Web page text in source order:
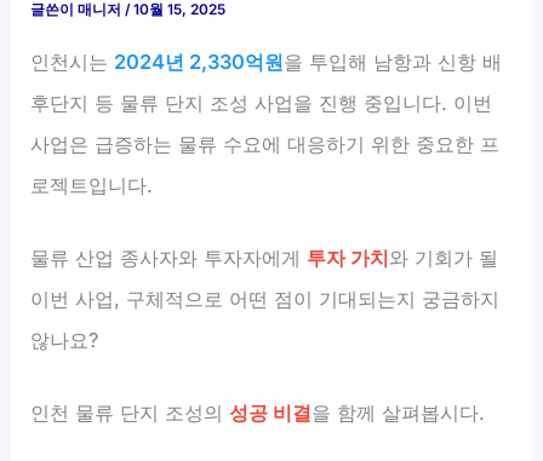
글쓴이매니저/10월 15, 2025
인천시는 2024년 2,330억원을 투입해 남항과 신항 배
후단지 등 물류 단지 조성 사업을 진행 중입니다. 이번
사업은 급증하는 물류 수요에 대응하기 위한 중요한 프
로젝트입니다.
물류 산업 종사자와 투자자에게 투자 가치와 기회가 될
이번 사업, 구체적으로 어떤 점이 기대되는지 궁금하지
않나요?
인천 물류 단지 조성의 성공 비결을 함께 살펴봅시다.